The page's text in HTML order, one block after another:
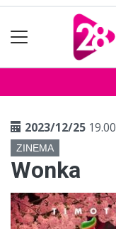
2023/12/25 19.00
ZINEMA
Wonka